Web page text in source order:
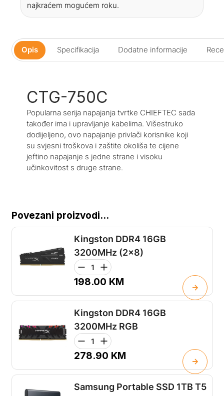
najkraćem mogućem roku.
Opis Specifikacija Dodatne informacije
CTG-750C
Popularna serija napajanja tvrtke CHIEFTEC sada
također ima i upravljanje kabelima. Višestruko
dodijeljeno, ovo napajanje privlači korisnike koji
su svjesni troškova i zaštite okoliša te cijene
jeftino napajanje s jedne strane i visoku
učinkovitost s druge strane.
Povezani proizvodi...
Kingston DDR4 16GB
3200MHz (2x8)
198.00 KM
Kingston DDR4 16GB
3200MHz RGB
278.90 KM
Samsung Portable SSD 1TB T5